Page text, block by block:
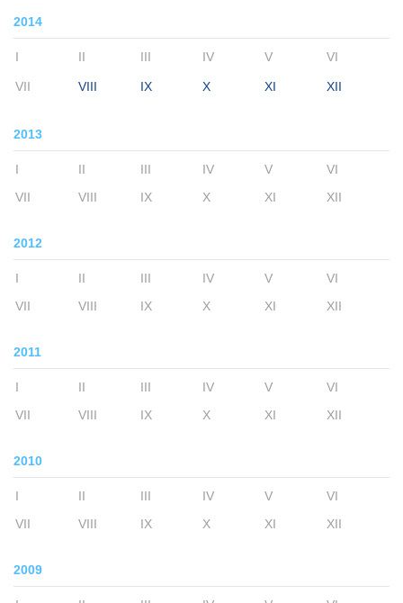
2014
I II III IV V VI
VII VIII IX X XI XII
2013
I II III IV V
VI
VII
VIII IX X XI XII
2012
I II III IV V
VI
VII
VIII IX X XI XII
2011
I II III IV V
VI
VII
VIII IX X XI XII
2010
I II III IV V
VI
VII
VIII IX X XI XII
2009